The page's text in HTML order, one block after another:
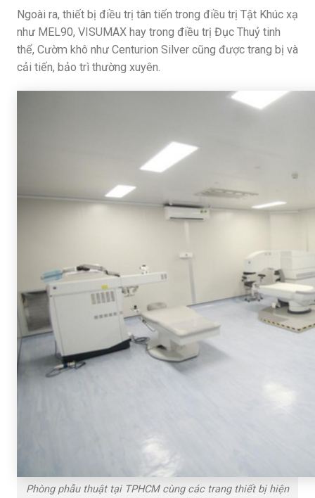
Ngoài ra, thiết bị điều trị tân tiến trong điều trị Tật Khúc xạ
như MEL90, VISUMAX hay trong điều trị Đục Thuỷ tinh
thể, Cườm khô như Centurion Silver cũng được trang bị và
cải tiến, bảo trì thường xuyên.
Phòng phẫu thuật tại TPHCM cùng các trang thiết bị hiện